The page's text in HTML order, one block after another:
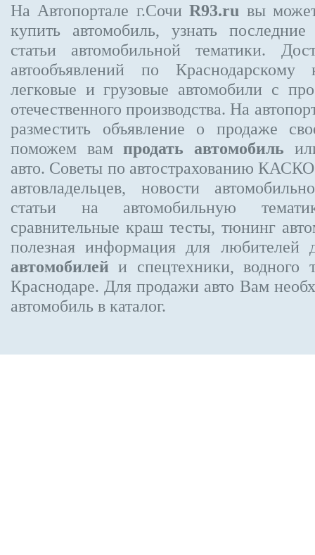
На Автопортале г.СочиR93.ru вы
купить автомобиль, узнать
статьи автомобильной тематики.
автообъявлений по
легковые и грузовые автомобили с
отечественного производства. На
разместить объявление о продаже
поможем вампродать автомобиль
авто. Советы по автострахованию
автовладельцев, новости
статьи на автомобильную
сравнительные краш тесты, тюнинг
полезная информация для любителей
автомобилей и спецтехники, водного
Краснодаре. Для продажи авто Вам
автомобиль в каталог.